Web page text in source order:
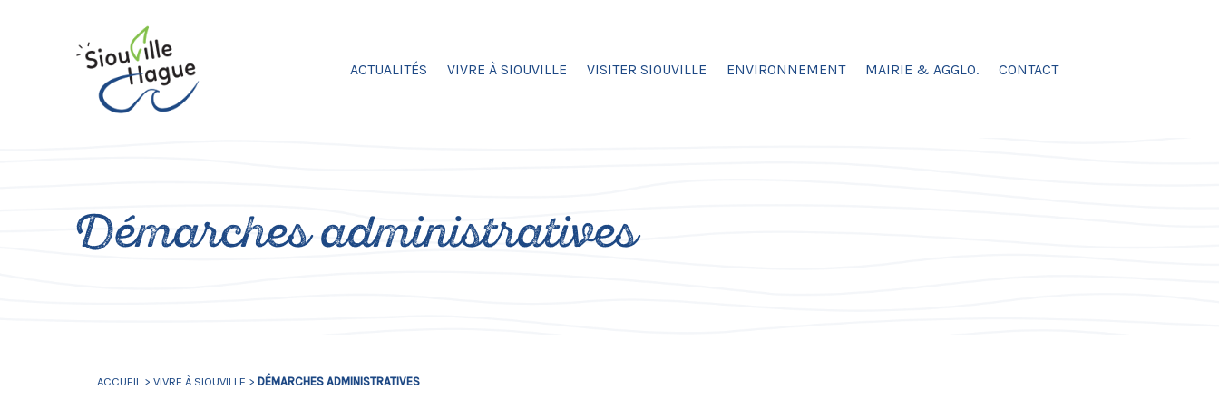
ACTUALITÉS VIVRE À SIOUVILLE VISITER SIOUVILLE ENVIRONNEMENT MAIRIE & AGGLO. CONTACT
Démarches administratives
ACCUEIL > VIVRE À SIOUVILLE > DÉMARCHES ADMINISTRATIVES